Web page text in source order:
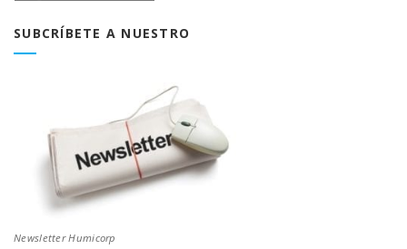
SUBCRÍBETE A NUESTRO
Newsletter Humicorp